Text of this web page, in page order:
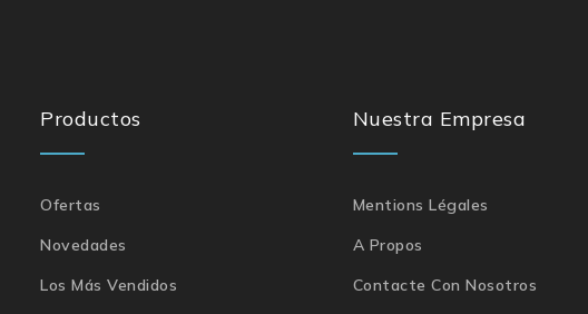
Productos
Ofertas
Novedades
Los Más Vendidos
Nuestra Empresa
Mentions Légales
A Propos
Contacte Con Nosotros